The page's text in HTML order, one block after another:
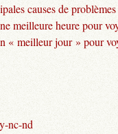
causes de problèmes
meilleure heure pour
« meilleur jour » pour
nc-nd